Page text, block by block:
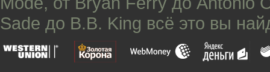
Sade до B.B. King всё это вы